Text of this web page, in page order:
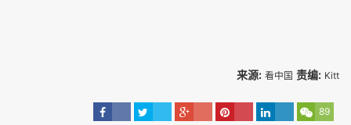
来源: 看中国 责编: Kitt
89